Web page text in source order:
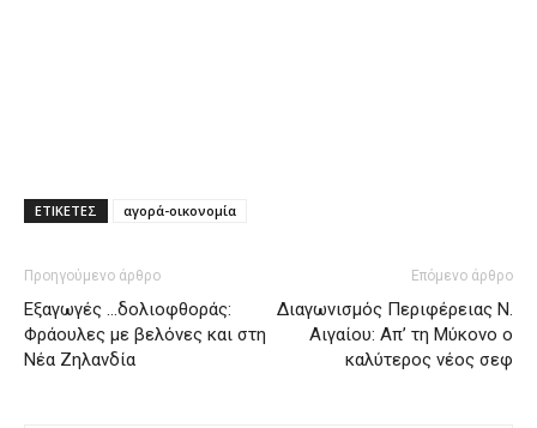
ΕΤΙΚΕΤΕΣ αγορά-οικονομία
Προηγούμενο άρθρο
Εξαγωγές …δολιοφθοράς:
Φράουλες με βελόνες και στη
Νέα Ζηλανδία
Επόμενο άρθρο
Διαγωνισμός Περιφέρειας Ν.
Αιγαίου: Απ’ τη Μύκονο ο
καλύτερος νέος σεφ